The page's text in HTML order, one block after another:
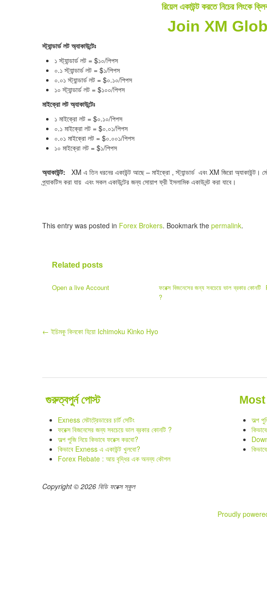
রিয়েল একাউন্ট করতে নিচের লিংকে
Join XM
স্ট্যান্ডার্ড লট অ্যাকাউন্টেঃ
১ স্ট্যান্ডার্ড লট = $১০/পিপস
০.১ স্ট্যান্ডার্ড লট = $১/পিপস
০.০১ স্ট্যান্ডার্ড লট = $০.১০/পিপস
১০ স্ট্যান্ডার্ড লট = $১০০/পিপস
মাইক্রো লট অ্যাকাউন্টেঃ
১ মাইক্রো লট = $০.১০/পিপস
০.১ মাইক্রো লট = $০.০১/পিপস
০.০১ মাইক্রো লট = $০.০০১/পিপস
১০ মাইক্রো লট = $১/পিপস
অ্যাকাউন্ট:
XM এ তিন ধরনের একাউন্ট আছে – মাইক্রো , স্ট্যান্ডার্ড এবং XM জিরো
প্র্যাকটিস করা যায় এবং সকল একাউন্টের জন্য সোয়াপ ফ্রী ইসলামিক একাউনন্ট করা যাবে।
This entry was posted in Forex Brokers. Bookmark the permalink.
Related posts
Open a live Account
ফরেক্স বিজনেসের জন্য সবচেয়ে ভাল ব্রকার কোনটি
?
Post
← ইচিমকু কিনকো হিয়ো Ichimoku Kinko Hyo
গুরুত্বপুর্ন পোস্ট
Exness মেটাট্রেডারের চার্ট সেটিং
ফরেক্স বিজনেসের জন্য সবচেয়ে ভাল ব্রকার কোনটি ?
অল্প পুজি নিয়ে কিভাবে ফরেক্স করবো?
কিভাবে Exness এ একাউন্ট খুলবো?
Forex Rebate : আয় বৃদ্ধির এক অনন্য কৌশল
অল্প
Copyright © 2026 বিডি ফরেক্স স্কুল
Proudly